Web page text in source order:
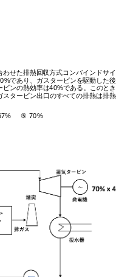
わせた排熱回収方式コンバインドサ
であり、ガスタービンを駆動した
ビンの熱効率は40%である。このと
タービン出口のすべての排熱は排熱
⑤ 70%